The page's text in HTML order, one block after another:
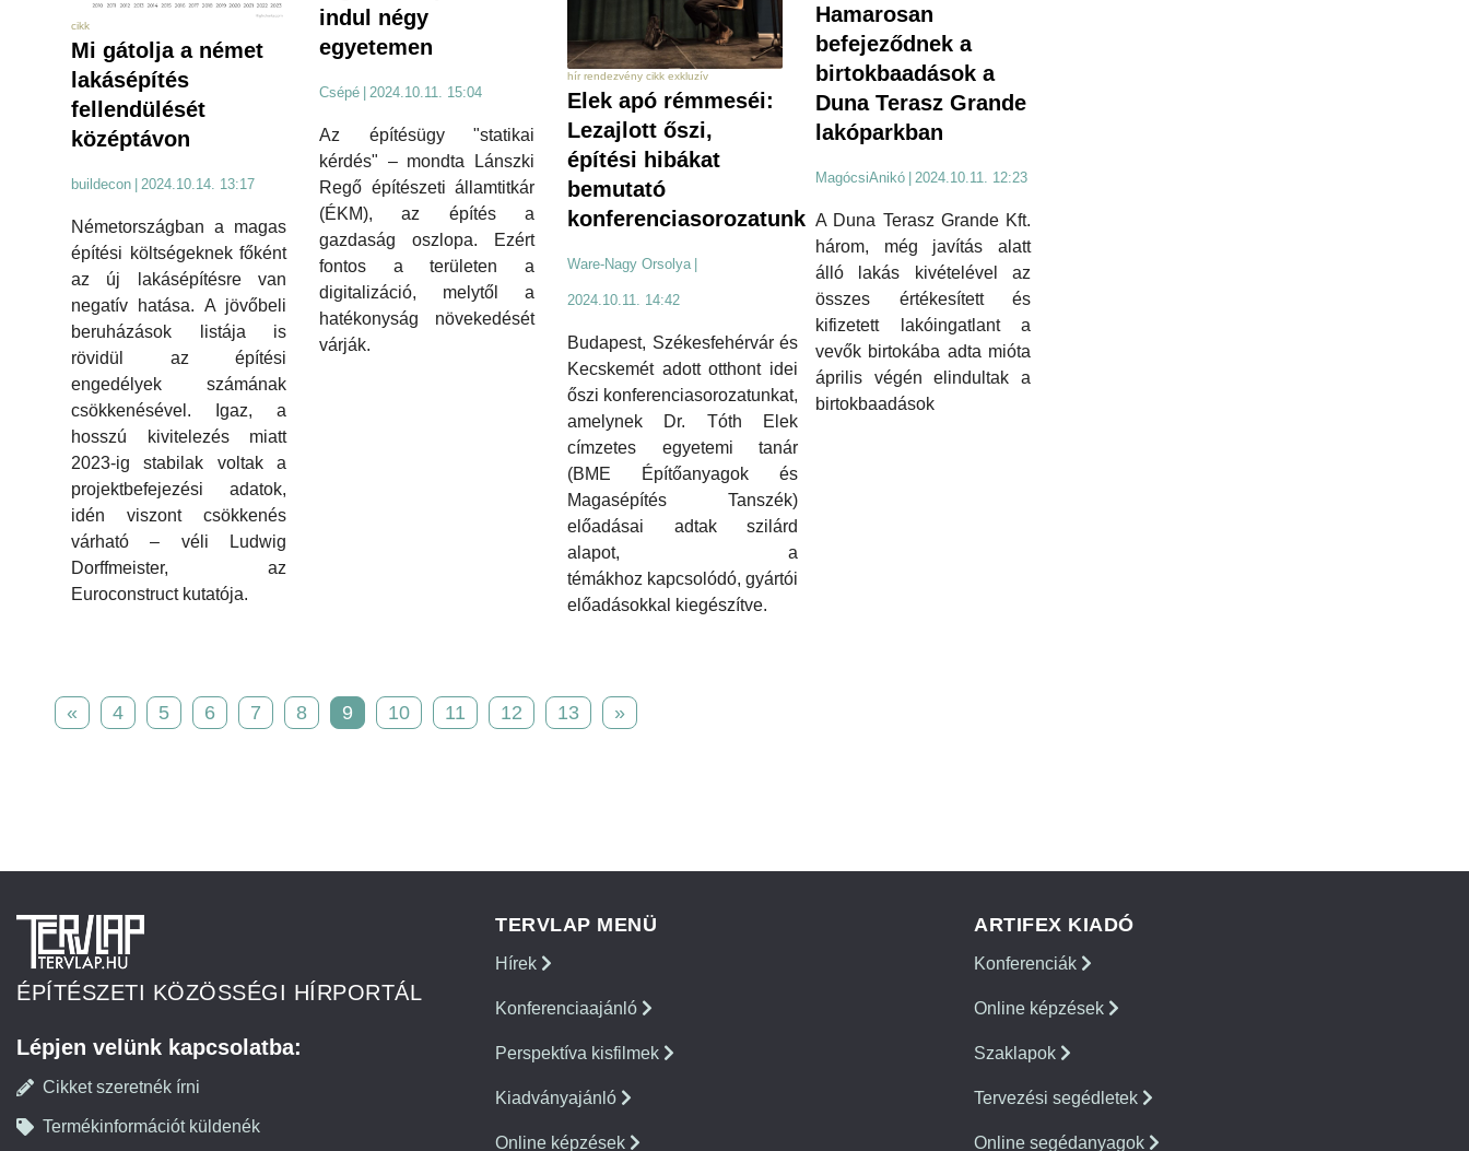
cikk
Mi gátolja a német
lakásépítés
fellendülését
középtávon
buildecon | 2024.10.14. 13:17
Németországban a magas
építési költségeknek főként
az új lakásépítésre van
negatív hatása. A jövőbeli
beruházások listája is
rövidül az építési
engedélyek számának
csökkenésével. Igaz, a
hosszú kivitelezés miatt
2023-ig stabilak voltak a
projektbefejezési adatok,
idén viszont csökkenés
várható – véli Ludwig
Dorffmeister, az
Euroconstruct kutatója.
indul négy
egyetemen
Csépé 2024.10.11. 15:04
Az építésügy "statikai
kérdés" – mondta Lánszki
Regő építészeti államtitkár
(ÉKM), az építés a
gazdaság oszlopa. Ezért
fontos a területen a
digitalizáció, melytől a
hatékonyság növekedését
várják.
hír rendezvény cikk exkluzív
Elek apó rémmeséi:
Lezajlott őszi,
építési hibákat
bemutató
konferenciasorozatunk
Ware-Nagy Orsolya
2024.10.11. 14:42
Budapest, Székesfehérvár és
Kecskemét adott otthont idei
őszi konferenciasorozatunkat,
amelynek Dr. Tóth Elek
címzetes egyetemi tanár
(BME Építőanyagok és
Magasépítés Tanszék)
előadásai adtak szilárd
alapot, a
témákhoz kapcsolódó, gyártói
előadásokkal kiegészítve.
Hamarosan
befejeződnek a
birtokbaadások a
Duna Terasz Grande
lakóparkban
MagócsiAnikó | 2024.10.11. 12:23
A Duna Terasz Grande Kft.
három, még javítás alatt
álló lakás kivételével az
összes értékesített és
kifizetett lakóingatlant a
vevők birtokába adta mióta
április végén elindultak a
birtokbaadások
« 4 5 6 7 8 9 10 11 12 13 »
ÉPÍTÉSZETI KÖZÖSSÉGI HÍRPORTÁL
Lépjen velünk kapcsolatba:
Cikket szeretnék írni
Termékinformációt küldenék
TERVLAP MENÜ
Hírek
Konferenciaajánló
Perspektíva kisfilmek
Kiadványajánló
Online képzések
ARTIFEX KIADÓ
Konferenciák
Online képzések
Szaklapok
Tervezési segédletek
Online segédanyagok